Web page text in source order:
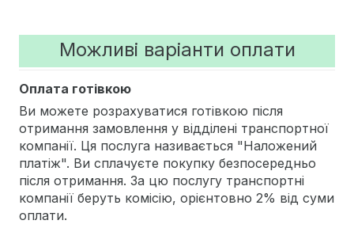
Можливі варіанти оплати
Оплата готівкою
Ви можете розрахуватися готівкою після
отримання замовлення у відділені транспортної
компанії. Ця послуга називається "Наложений
платіж". Ви сплачуєте покупку безпосередньо
після отримання. За цю послугу транспортні
компанії беруть комісію, орієнтовно 2% від суми
оплати.